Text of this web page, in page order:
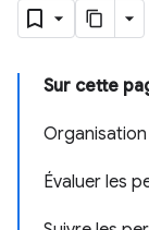
Sur cette
Évaluer les